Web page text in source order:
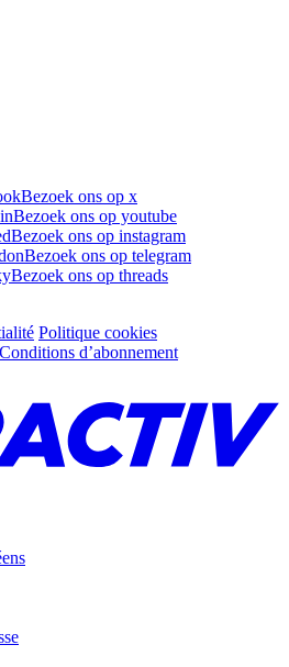
Bezoek ons op x
Bezoek ons op youtube
Bezoek ons op instagram
Bezoek ons op telegram
Bezoek ons op threads
Politique cookies
Conditions d’abonnement